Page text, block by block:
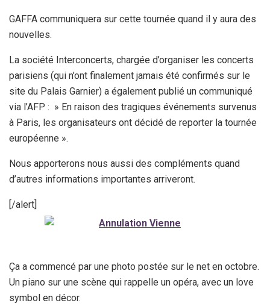
GAFFA communiquera sur cette tournée quand il y aura des
nouvelles.
La société Interconcerts, chargée d’organiser les concerts
parisiens (qui n’ont finalement jamais été confirmés sur le
site du Palais Garnier) a également publié un communiqué
via l’AFP : » En raison des tragiques événements survenus
à Paris, les organisateurs ont décidé de reporter la tournée
européenne ».
Nous apporterons nous aussi des compléments quand
d’autres informations importantes arriveront.
[/alert]
Ça a commencé par une photo postée sur le net en octobre.
Un piano sur une scène qui rappelle un opéra, avec un love
symbol en décor.